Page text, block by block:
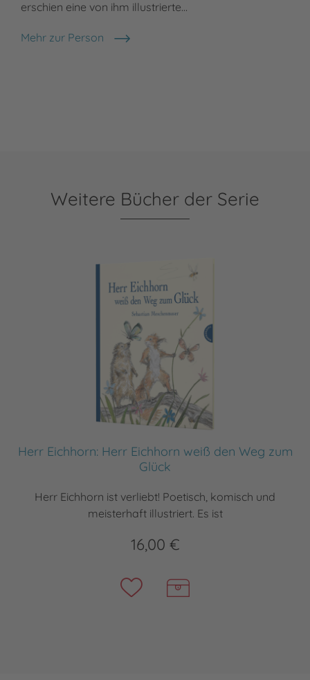
erschien eine von ihm illustrierte…
Mehr zur Person
Sebastian Meschenmoser
Weitere Bücher der Serie
Herr Eichhorn: Herr Eichhorn weiß den Weg zum
Glück
Herr Eichhorn ist verliebt! Poetisch, komisch und
meisterhaft illustriert. Es ist
16,00 €